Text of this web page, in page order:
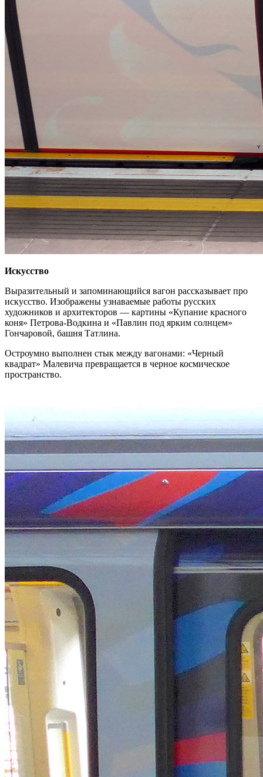
Искусство
Выразительный и запоминающийся вагон рассказывает про
искусство. Изображены узнаваемые работы русских
художников и архитекторов — картины «Купание красного
коня» Петрова-Водкина и «Павлин под ярким солнцем»
Гончаровой, башня Татлина.
Остроумно выполнен стык между вагонами: «Черный
квадрат» Малевича превращается в черное космическое
пространство.